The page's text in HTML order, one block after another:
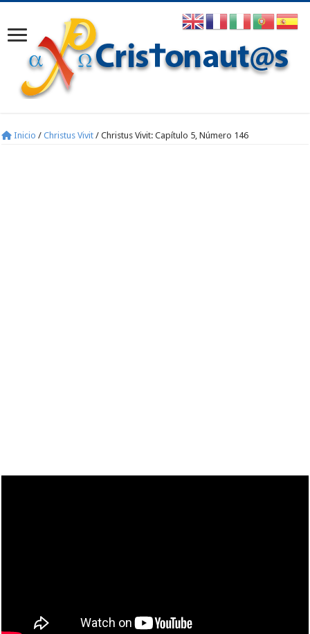
Inicio / Christus Vivit / Christus Vivit: Capítulo 5, Número 146